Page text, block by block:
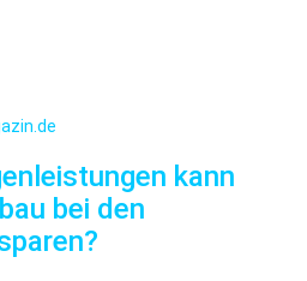
kann
bei den